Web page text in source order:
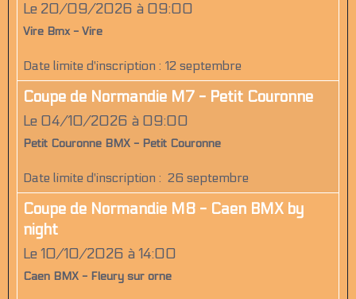
Le 20/09/2026 à 09:00
Vire Bmx - Vire
Date limite d'inscription : 12 septembre
Coupe de Normandie M7 - Petit Couronne
Le 04/10/2026 à 09:00
Petit Couronne BMX - Petit Couronne
Date limite d'inscription : 26 septembre
Coupe de Normandie M8 - Caen BMX by
night
Le 10/10/2026 à 14:00
Caen BMX - Fleury sur orne